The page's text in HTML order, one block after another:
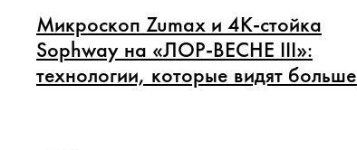
Микроскоп Zumax и 4K-стойка
Sophway на «ЛОР-ВЕСНЕ III»:
технологии, которые видят больше